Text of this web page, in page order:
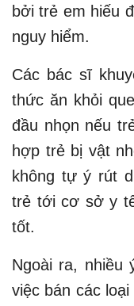
bởi trẻ em hiếu
nguy hiểm.
Các bác sĩ
thức ăn khỏi
đầu nhọn nếu
hợp trẻ bị vật
không tự ý rút
trẻ tới cơ sở y
tốt.​​
Ngoài ra, nhiều
việc bán các